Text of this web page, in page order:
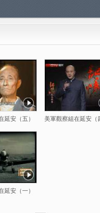
延安（五） 美軍觀察組在延安（
延安（一）